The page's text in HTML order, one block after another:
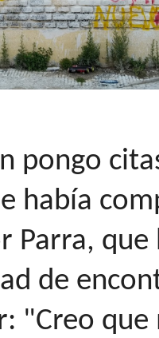
pongo
había
Parra,
de
"Creo